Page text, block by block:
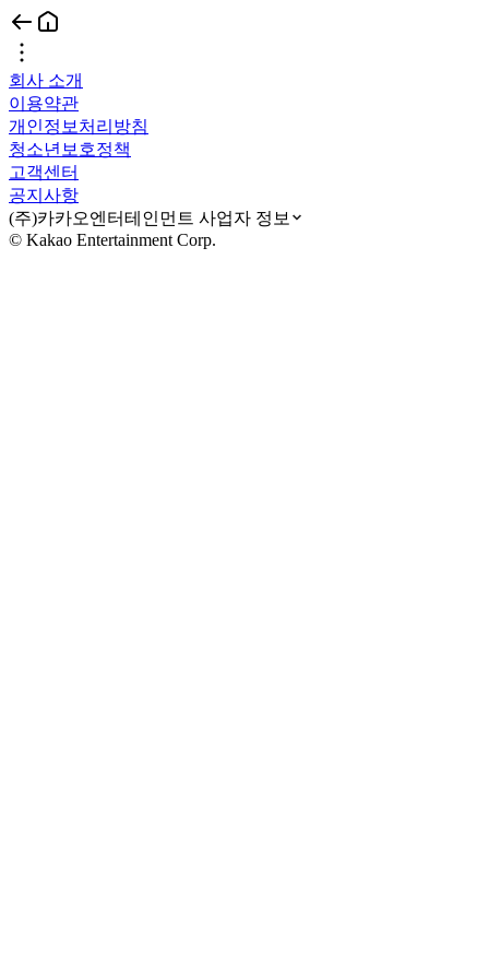
회사 소개
이용약관
개인정보처리방침
청소년보호정책
고객센터
공지사항
(주)카카오엔터테인먼트 사업자 정보
© Kakao Entertainment Corp.